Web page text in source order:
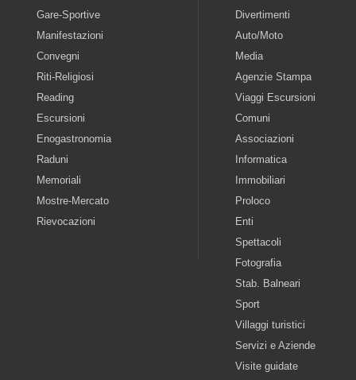
Gare-Sportive
Manifestazioni
Convegni
Riti-Religiosi
Reading
Escursioni
Enogastronomia
Raduni
Memoriali
Mostre-Mercato
Rievocazioni
Divertimenti
Auto/Moto
Media
Agenzie Stampa
Viaggi Escursioni
Comuni
Associazioni
Informatica
Immobiliari
Proloco
Enti
Spettacoli
Fotografia
Stab. Balneari
Sport
Villaggi turistici
Servizi e Aziende
Visite guidate